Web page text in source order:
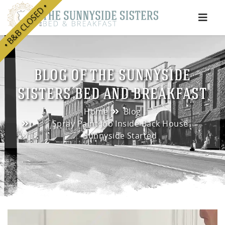
• B&B CLOSED •
BLOG OF THE SUNNYSIDE
SISTERS BED AND BREAKFAST
Home
Blog
Spray Paint Job Inside Back House
Sunnyside Started